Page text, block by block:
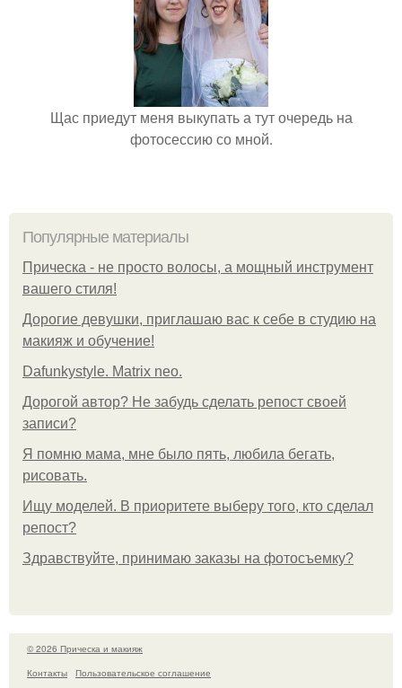
Щас приедут меня выкупать а тут очередь на
фотосессию со мной.
Популярные материалы
Прическа - не просто волосы, а мощный инструмент
вашего стиля!
Дорогие девушки, приглашаю вас к себе в студию на
макияж и обучение!
Dafunkystyle. Matrix neo.
Дорогой автор? Не забудь сделать репост своей
записи?
Я помню мама, мне было пять, любила бегать,
рисовать.
Ищу моделей. В приоритете выберу того, кто сделал
репост?
Здравствуйте, принимаю заказы на фотосъемку?
© 2026 Прическа и макияж
Контакты
Пользовательское соглашение